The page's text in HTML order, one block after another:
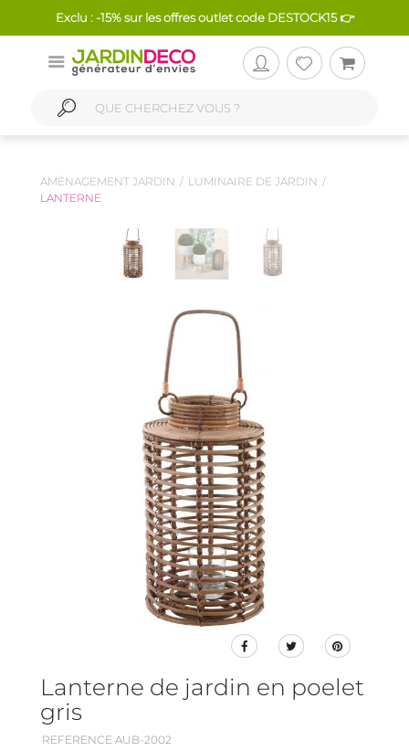
Exclu : -15% sur les offres outlet code DESTOCK15 👉
AMÉNAGEMENT JARDIN
LUMINAIRE DE JARDIN
LANTERNE
Lanterne de jardin en poelet
gris
REFERENCE AUB-2002